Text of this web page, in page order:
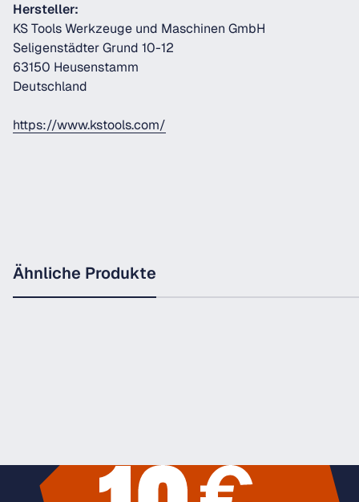
Hersteller:
KS Tools Werkzeuge und Maschinen GmbH
Seligenstädter Grund 10-12
63150 Heusenstamm
Deutschland
https://www.kstools.com/
Ähnliche Produkte